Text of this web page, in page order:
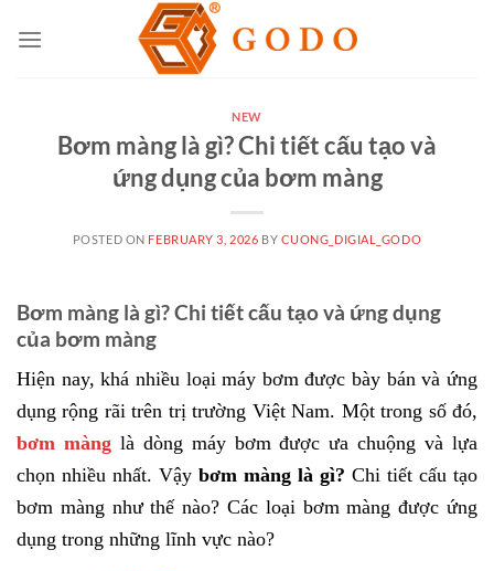
NEW
Bơm màng là gì? Chi tiết cấu tạo và
ứng dụng của bơm màng
POSTED ON FEBRUARY 3, 2026 BY CUONG_DIGIAL_GODO
Bơm màng là gì? Chi tiết cấu tạo và ứng dụng
của bơm màng
Hiện nay, khá nhiều loại máy bơm được bày bán và ứng
dụng rộng rãi trên trị trường Việt Nam. Một trong số đó,
bơm mànglà dòng máy bơm được ưa chuộng và lựa
chọn nhiều nhất. Vậy bơm màng là gì? Chi tiết cấu tạo
bơm màng như thế nào? Các loại bơm màng được ứng
dụng trong những lĩnh vực nào?